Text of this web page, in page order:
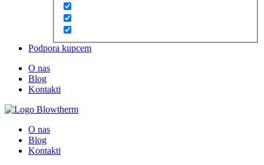
Podpora kupcem
O nas
Blog
Kontakti
O nas
Blog
Kontakti